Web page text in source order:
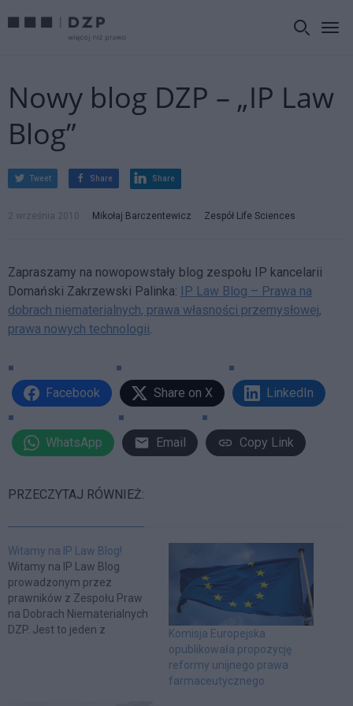
Nowy blog DZP – „IP Law
Blog”
Tweet Share Share
2 września 2010 Mikołaj Barczentewicz Zespół Life Sciences
Zapraszamy na nowopowstały blog zespołu IP kancelarii
Domański Zakrzewski Palinka: IP Law Blog – Prawa na
dobrach niematerialnych, prawa własności przemysłowej,
prawa nowych technologii.
Facebook Share on X LinkedIn
WhatsApp Email Copy Link
PRZECZYTAJ RÓWNIEŻ:
Witamy na IP Law Blog!
Witamy na IP Law Blog
prowadzonym przez
prawników z Zespołu Praw
na Dobrach Niematerialnych
DZP. Jest to jeden z
Komisja Europejska
opublikowała propozycję
reformy unijnego prawa
farmaceutycznego